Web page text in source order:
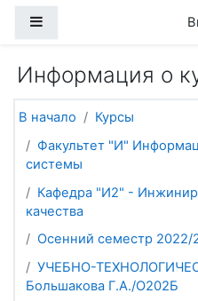
Информация о
В начало
Курсы
Факультет "И"
системы
Кафедра "И2" -
качества
Осенний семестр 2022/
УЧЕБНО-
Большакова Г.А./О202Б